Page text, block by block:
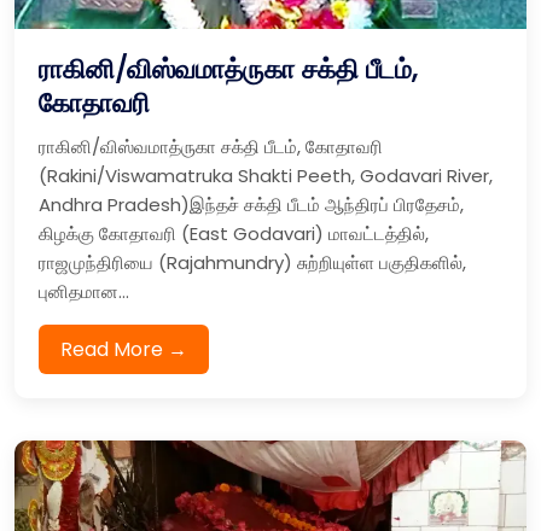
ராகினி/விஸ்வமாத்ருகா சக்தி பீடம்,
கோதாவரி
ராகினி/விஸ்வமாத்ருகா சக்தி பீடம், கோதாவரி
(Rakini/Viswamatruka Shakti Peeth, Godavari River,
Andhra Pradesh)இந்தச் சக்தி பீடம் ஆந்திரப் பிரதேசம்,
கிழக்கு கோதாவரி (East Godavari) மாவட்டத்தில்,
ராஜமுந்திரியை (Rajahmundry) சுற்றியுள்ள பகுதிகளில்,
புனிதமான...
Read More →